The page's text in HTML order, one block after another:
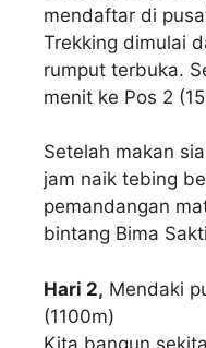
mendaftar di
Trekking dimulai
rumput terbuka.
menit ke Pos 2
Setelah makan
jam naik tebing
pemandangan
bintang Bima
Hari 2, Mendaki
(1100m)
Kita bangun